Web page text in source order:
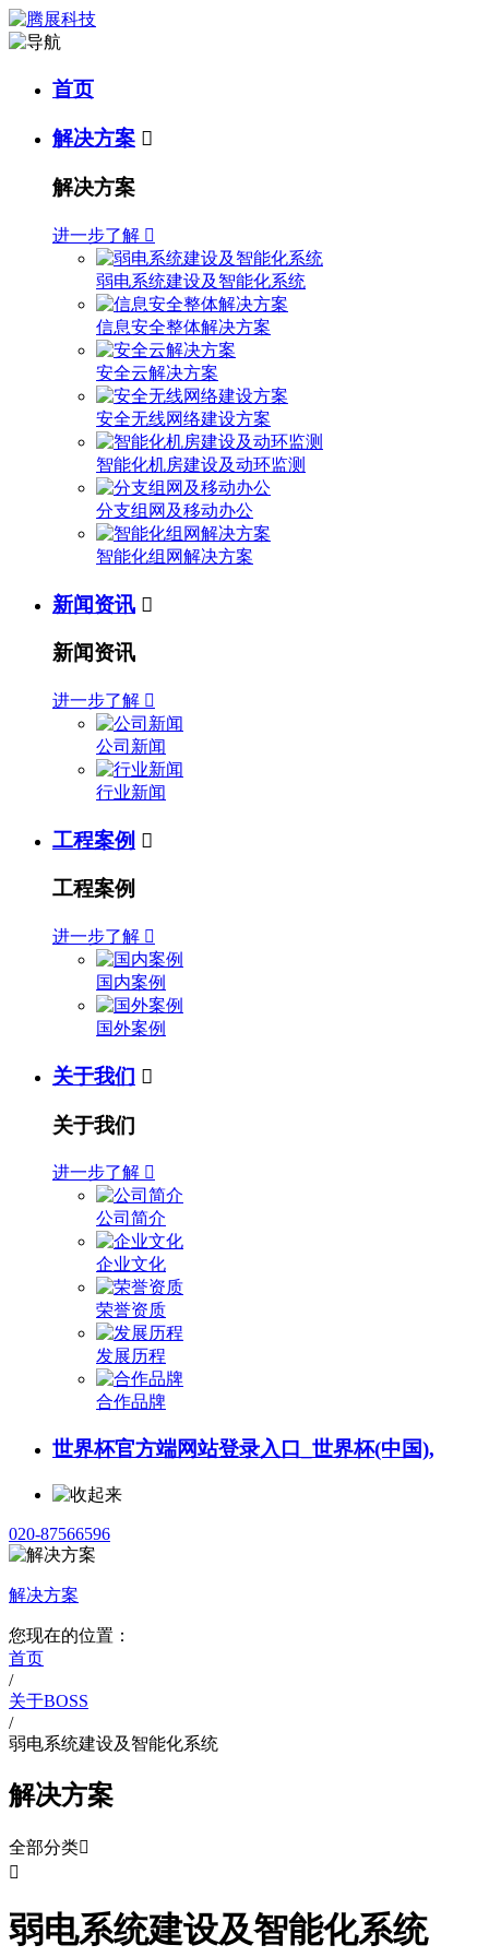
首页
解决方案 
解决方案
进一步了解 
弱电系统建设及智能化系统
信息安全整体解决方案
安全云解决方案
安全无线网络建设方案
智能化机房建设及动环监测
分支组网及移动办公
智能化组网解决方案
新闻资讯 
新闻资讯
进一步了解 
公司新闻
行业新闻
工程案例 
工程案例
进一步了解 
国内案例
国外案例
关于我们 
关于我们
进一步了解 
公司简介
企业文化
荣誉资质
发展历程
合作品牌
世界杯官方端网站登录入口_世界杯(中国),
020-87566596
解决方案
您现在的位置：
首页
/
关于BOSS
/
弱电系统建设及智能化系统
解决方案
全部分类

弱电系统建设及智能化系统